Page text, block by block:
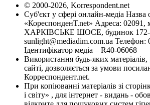
© 2000-2026, Korrespondent.net
Суб'єкт у сфері онлайн-медіа Назва
«КореспонденТ.net» Адреса: 02091,
ХАРКІВСЬКЕ ШОСЕ, будинок 172-
sunlight@mediadim.com.ua Телефон:
Ідентифікатор медіа – R40-06068
Використання будь-яких
сайті, дозволяється за умови
Корреспондент.net.
При копіюванні матеріалів зі
і світу» , для інтернет - видань -